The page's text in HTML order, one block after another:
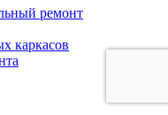
ремонт
каркасов